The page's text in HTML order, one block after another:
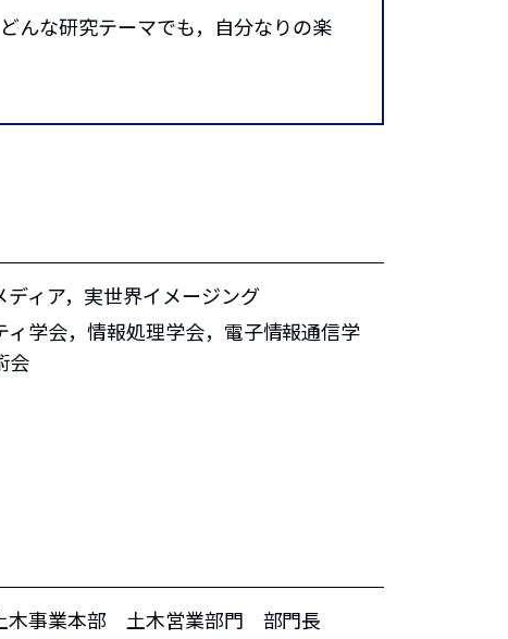
んな研究テーマでも，自分なりの楽
ィア，実世界イメージング
学会，情報処理学会，電子情報通信学
会
木事業本部 土木営業部門 部門長